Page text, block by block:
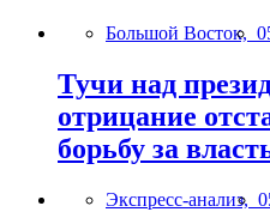
Большой Восток,
Тучи над
отрицание
борьбу за
Экспресс-анализ,